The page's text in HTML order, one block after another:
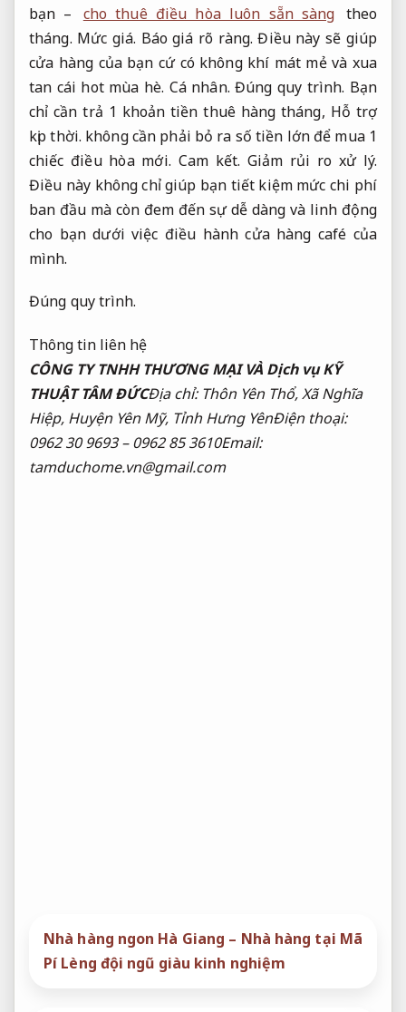
bạn –
cho thuê điều hòa luôn sẵn sàng theo
tháng. Mức giá. Báo giá rõ ràng. Điều này sẽ giúp
cửa hàng của bạn cứ có không khí mát mẻ và xua
tan cái hot mùa hè. Cá nhân. Đúng quy trình. Bạn
chỉ cần trả 1 khoản tiền thuê hàng tháng, Hỗ trợ
kịp thời. không cần phải bỏ ra số tiền lớn để mua 1
chiếc điều hòa mới. Cam kết. Giảm rủi ro xử lý.
Điều này không chỉ giúp bạn tiết kiệm mức chi phí
ban đầu mà còn đem đến sự dễ dàng và linh động
cho bạn dưới việc điều hành cửa hàng café của
mình.
Đúng quy trình.
Thông tin liên hệ
CÔNG TY TNHH THƯƠNG MẠI VÀ Dịch vụ KỸ
THUẬT TÂM ĐỨCĐịa chỉ: Thôn Yên Thổ, Xã Nghĩa
Hiệp, Huyện Yên Mỹ, Tỉnh Hưng YênĐiện thoại:
0962 30 9693 – 0962 85 3610Email:
tamduchome.vn@gmail.com
Nhà hàng ngon Hà Giang – Nhà hàng tại Mã
Pí Lèng đội ngũ giàu kinh nghiệm